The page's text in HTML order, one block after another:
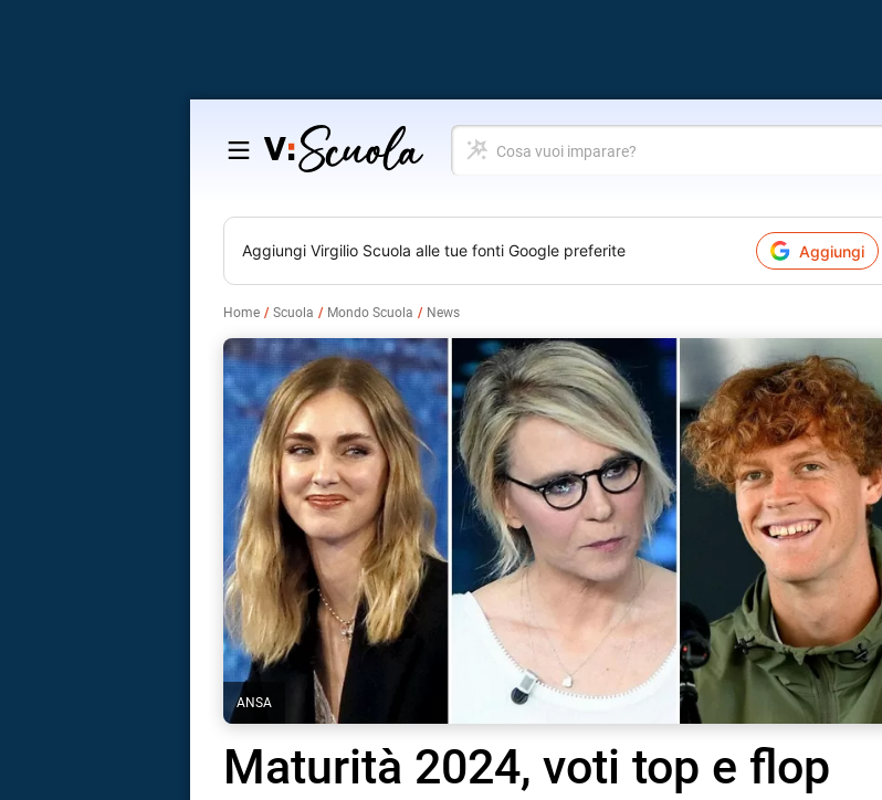
Salta
contenuto
Cosa
vuoi
Aggiungi Virgilio Scuola alle tue fonti Google preferite Aggiungi
Home Scuola Mondo Scuola News
ANSA
Maturità 2024, voti top e flop